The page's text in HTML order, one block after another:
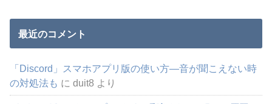
最近のコメント
「Discord」スマホアプリ版の使い方―音が聞こえない時
の対処法も にduit8 より